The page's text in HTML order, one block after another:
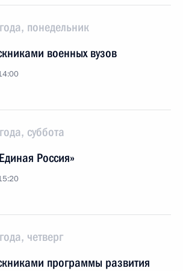
понедельник
военных вузов
суббота
Россия»
четверг
программы развития